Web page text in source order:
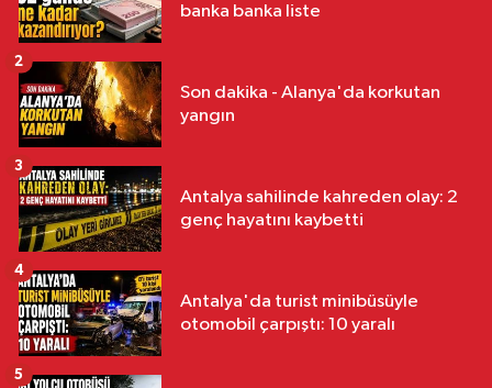
banka banka liste
Son dakika - Alanya'da korkutan
yangın
2
Antalya sahilinde kahreden olay: 2
genç hayatını kaybetti
3
Antalya'da turist minibüsüyle
otomobil çarpıştı: 10 yaralı
4
5